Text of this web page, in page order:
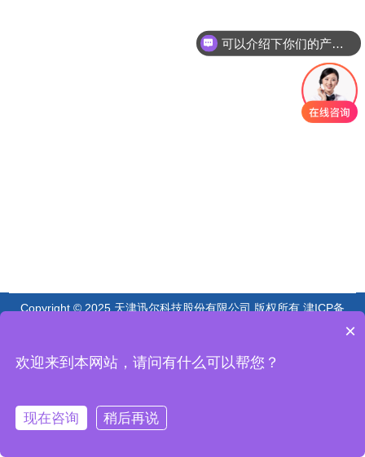
Copyright © 2025 天津迅尔科技股份有限公司 版权所有 津ICP备
可以介绍下你们的产品么
×
欢迎来到本网站，请问有什么可以帮您？
现在咨询 稍后再说